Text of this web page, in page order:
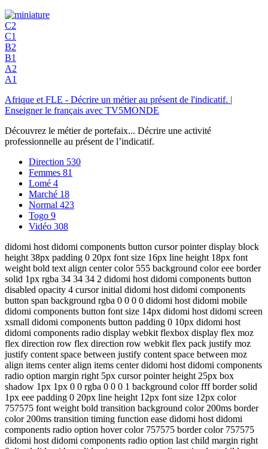
C2
C1
B2
B1
A2
A1
Afrique et FLE - Décrire un métier au présent de l'indicatif. |
Enseigner le français avec TV5MONDE
Découvrez le métier de portefaix... Décrire une activité
professionnelle au présent de l’indicatif.
Direction 530
Femmes 81
Lomé 4
Marché 18
Normal 423
Togo 9
Vidéo 308
didomi host didomi components button cursor pointer display block
height 38px padding 0 20px font size 16px line height 18px font
weight bold text align center color 555 background color eee border
solid 1px rgba 34 34 34 2 didomi host didomi components button
disabled opacity 4 cursor initial didomi host didomi components
button span background rgba 0 0 0 0 didomi host didomi mobile
didomi components button font size 14px didomi host didomi screen
xsmall didomi components button padding 0 10px didomi host
didomi components radio display webkit flexbox display flex moz
flex direction row flex direction row webkit flex pack justify moz
justify content space between justify content space between moz
align items center align items center didomi host didomi components
radio option margin right 5px cursor pointer height 25px box
shadow 1px 1px 0 0 rgba 0 0 0 1 background color fff border solid
1px eee padding 0 20px line height 12px font size 12px color
757575 font weight bold transition background color 200ms border
color 200ms transition timing function ease didomi host didomi
components radio option hover color 757575 border color 757575
didomi host didomi components radio option last child margin right